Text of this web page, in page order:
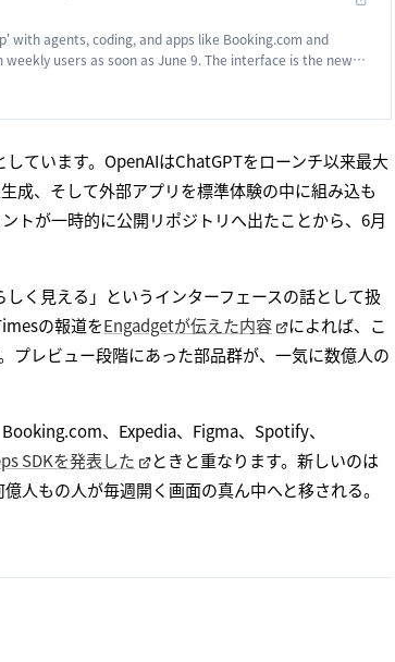
with agents, coding, and apps like Booking.com and
users as soon as June 9. The interface is the new
ています。OpenAIはChatGPTをローンチ以来最大
成、そして外部アプリを標準体験の中に組み込も
トが一時的に公開リポジトリへ出たことから、6月
く見える」というインターフェースの話として扱
の報道をEngadgetが伝えた内容
によれば、こ
プレビュー段階にあった部品群が、一気に数億人の
、Expedia、Figma、Spotify、
SDKを発表した
ときと重なります。新しいのは
人もの人が毎週開く画面の真ん中へと移される。